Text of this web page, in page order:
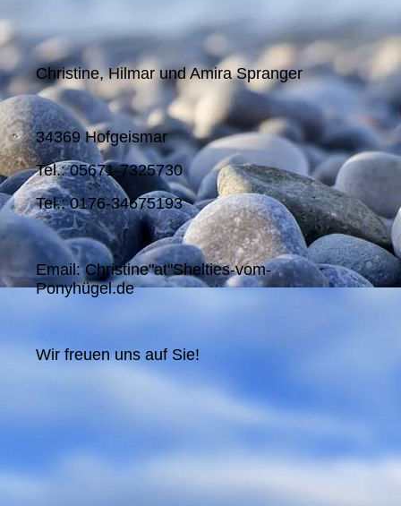
Christine, Hilmar und Amira Spranger
34369 Hofgeismar
Tel.: 05671-7325730
Tel.: 0176-34675193
Email: Christine"at"Shelties-vom-
Ponyhügel.de
Wir freuen uns auf Sie!